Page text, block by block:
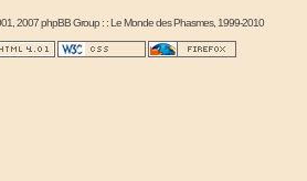
2007 phpBB Group : :Le Monde des Phasmes, 1999-2010